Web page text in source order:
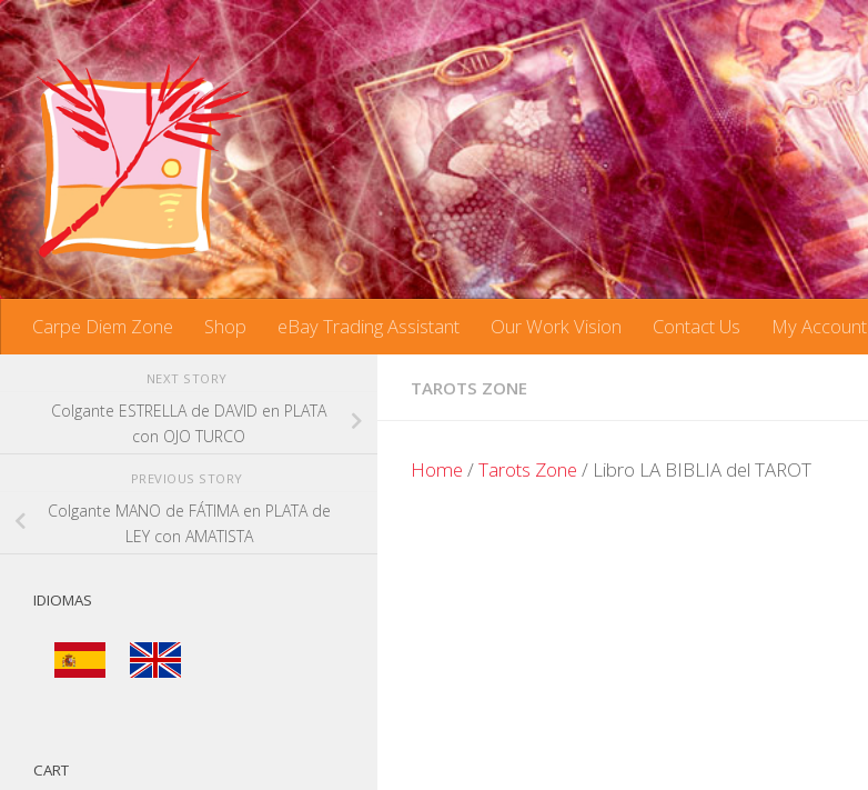
Skip to content
Carpe Diem Zone Shop eBay Trading Assistant Our Work Vision Contact Us My Account
TAROTS ZONE
Home /Tarots Zone / Libro LA BIBLIA del TAROT
NEXT STORY
Colgante ESTRELLA de DAVID en PLATA
con OJO TURCO
PREVIOUS STORY
Colgante MANO de FÁTIMA en PLATA de
LEY con AMATISTA
IDIOMAS
CART